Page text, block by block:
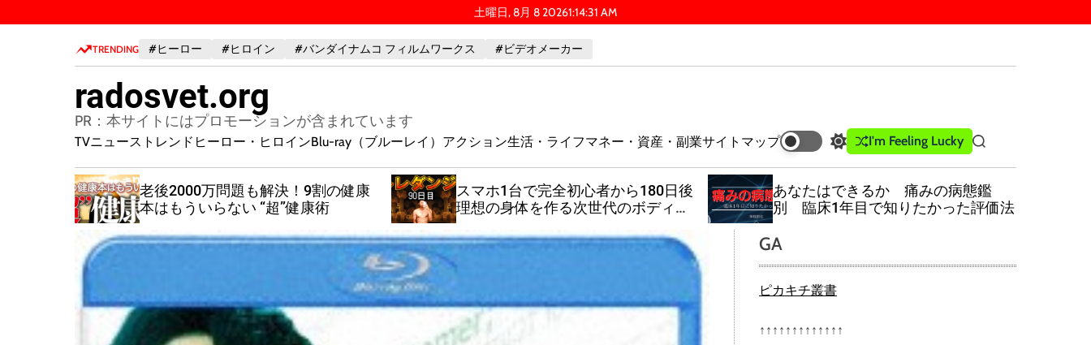
k
土曜日, 8月 8 20261:14:32 AM
TRENDING #ヒーロー #ヒロイン #バンダイナムコ フィルムワークス #ビデオメーカー
radosvet.org
PR：本サイトにはプロモーションが含まれています
TVニューストレンド ヒーロー・ヒロインBlu-ray（ブルーレイ） アクション生活・ライフマネー・資産・副業サイトマップ
S
w
t
c
o
o
m
I'm Feeling Lucky
S
e
r
c
老後2000万問題も解決！9割の健康
本はもういらない “超”健康術
スマホ1台で完全初心者から180日後
理想の身体を作る次世代のボディー
あなたはできるか 痛みの病態鑑
別 臨床1年目で知りたかった評価法
GA
ピカキチ叢書
↑↑↑↑↑↑↑↑↑↑↑↑↑